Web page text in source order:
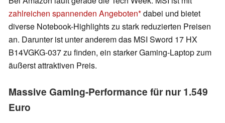
zahlreichen spannenden Angeboten dabei und bietet
diverse Notebook-Highlights zu stark reduzierten Preisen
an. Darunter ist unter anderem das MSI Sword 17 HX
B14VGKG-037 zu finden, ein starker Gaming-Laptop zum
äußerst attraktiven Preis.
Massive Gaming-Performance für nur 1.549
Euro